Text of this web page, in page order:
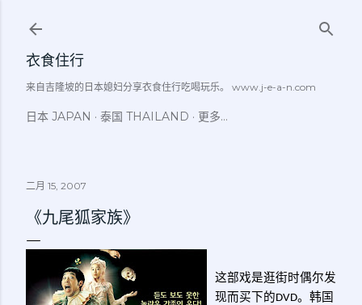
衣食住行
来自吉隆坡的日本媳妇分享衣食住行吃喝玩乐。 www.j-e-a-n.com
日本 JAPAN 泰国 THAILAND 更多…
二月 15, 2007
《九尾狐家族》
这部戏是逛街时偶尔发
现而买下的DVD。韩国